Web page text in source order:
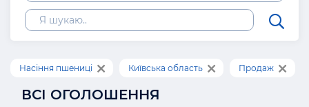
Насіння пшениці Київська область Продаж
ВСІ ОГОЛОШЕННЯ